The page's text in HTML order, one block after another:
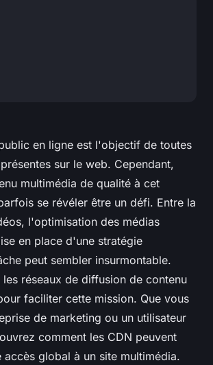
en ligne est l'objectif de toutes
sur le web. Cependant,
multimédia de qualité à cet
se révéler être un défi. Entre la
l'optimisation des médias
en place d'une stratégie
peut sembler insurmontable.
les réseaux de diffusion de contenu
faciliter cette mission. Que vous
de marketing ou un utilisateur
comment les CDN peuvent
global à un site multimédia.